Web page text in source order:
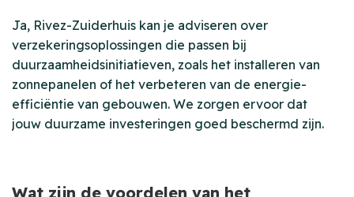
Ja, Rivez-Zuiderhuis kan je adviseren over
verzekeringsoplossingen die passen bij
duurzaamheidsinitiatieven, zoals het installeren van
zonnepanelen of het verbeteren van de energie-
efficiëntie van gebouwen. We zorgen ervoor dat
jouw duurzame investeringen goed beschermd zijn.
Wat zijn de voordelen van het